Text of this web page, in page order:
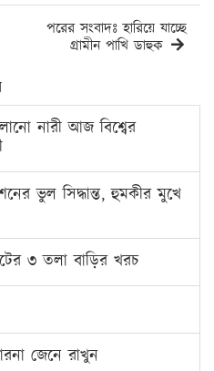
পরের সংবাদঃ হারিয়ে যাচ্ছে
গ্রামীন পাখি ডাহুক
নারী আজ বিশ্বের
ভুল সিদ্ধান্ত, হুমকীর মুখে
৩ তলা বাড়ির খরচ
জেনে রাখুন